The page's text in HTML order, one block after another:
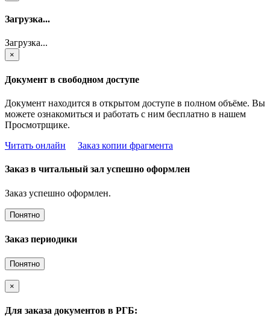
Загрузка...
Загрузка...
×
Документ в свободном доступе
Документ находится в открытом доступе в полном объёме. Вы
можете ознакомиться и работать с ним бесплатно в нашем
Просмотрщике.
Читать онлайн
Заказ копии фрагмента
Заказ в читальный зал успешно оформлен
Заказ успешно оформлен.
Понятно
Заказ периодики
Понятно
×
Для заказа документов в РГБ: